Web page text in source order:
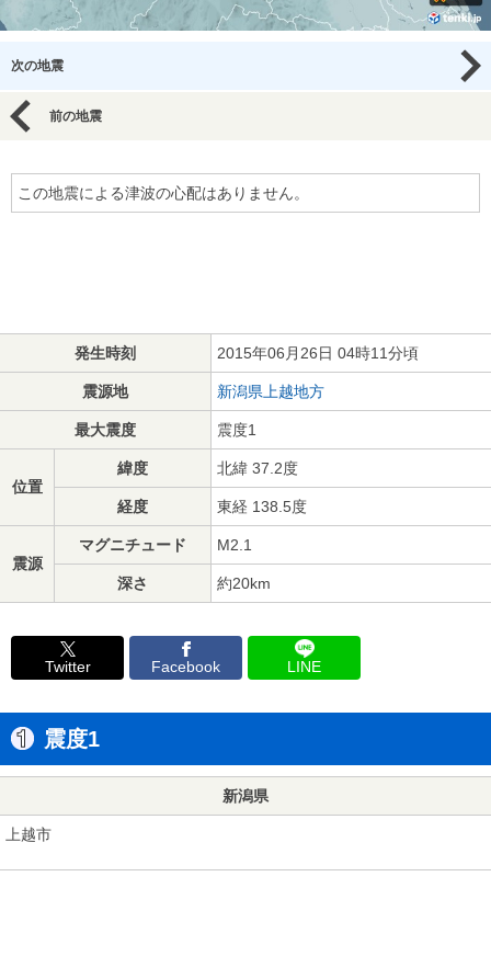
次の地震
前の地震
この地震による津波の心配はありません。
発生時刻 2015年06月26日 04時11分頃
震源地 新潟県上越地方
最大震度 震度1
位置
緯度 北緯 37.2度
経度 東経 138.5度
震源
マグニチュード M2.1
深さ 約20km
Twitter Facebook LINE
震度1
新潟県
上越市